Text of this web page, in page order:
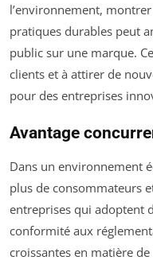
l’environnement,
pratiques durables peut
public sur une marque.
clients et à attirer de
pour des entreprises
Avantage
Dans un environnement
plus de consommateurs
entreprises qui adoptent
conformité aux
croissantes en matière